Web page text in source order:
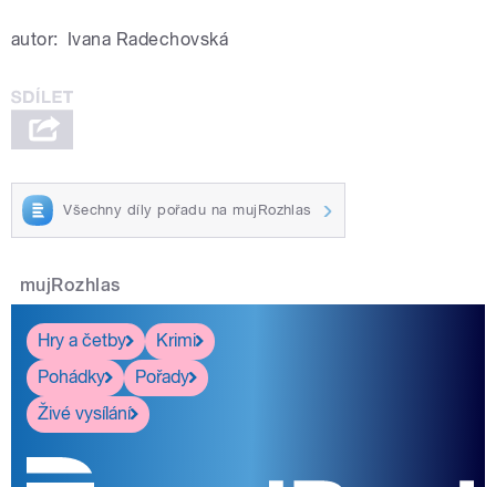
autor: Ivana Radechovská
Všechny díly pořadu na mujRozhlas
mujRozhlas
Hry a četby
Krimi
Pohádky
Pořady
Živé vysílání